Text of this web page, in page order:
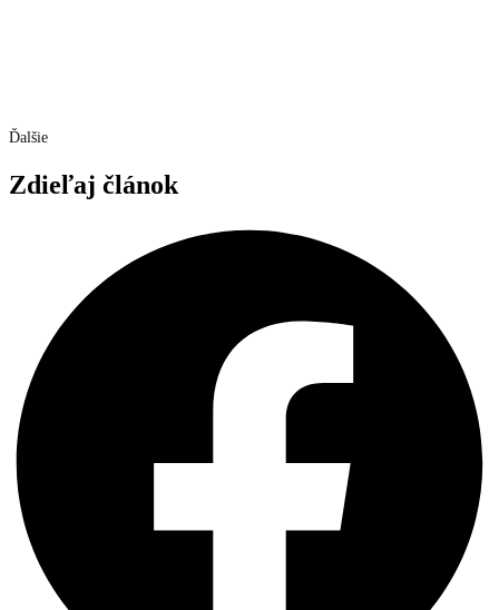
Ďalšie
Zdieľaj článok